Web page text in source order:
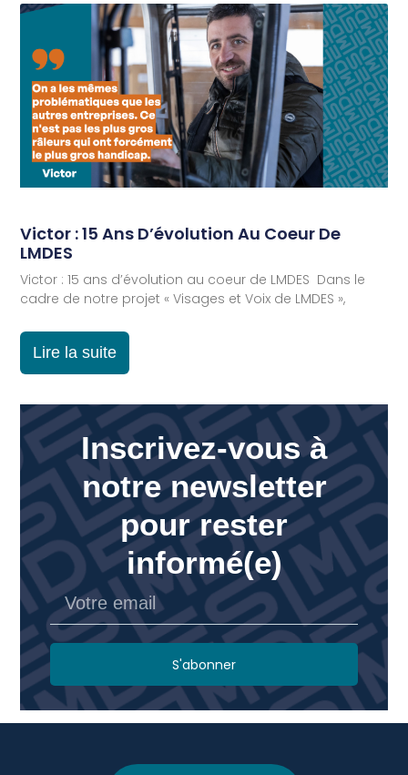
Victor : 15 Ans D’évolution Au Coeur De
LMDES
Victor : 15 ans d’évolution au coeur de LMDES Dans le
cadre de notre projet « Visages et Voix de LMDES »,
Lire la suite
Inscrivez-vous à
notre newsletter
pour rester
informé(e)
S'abonner